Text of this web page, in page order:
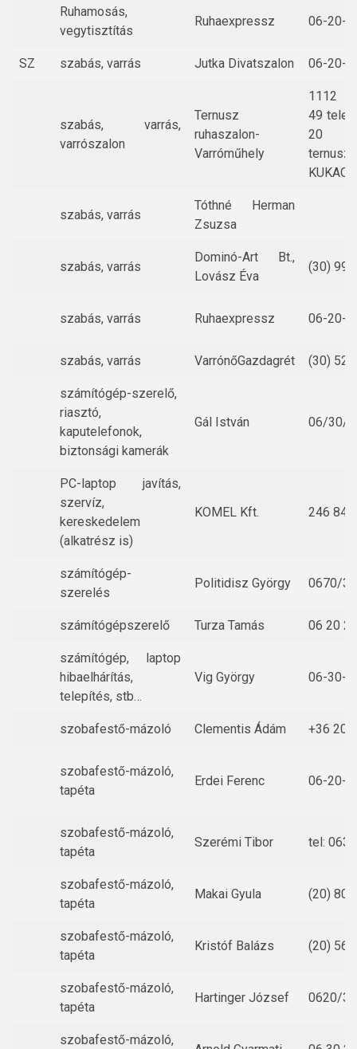
Ruhamosás,
vegytisztítás
Ruhaexpressz 06-20-
SZ szabás, varrás Jutka Divatszalon 06-20-
szabás, varrás,
varrószalon
Ternusz
ruhaszalon-
Varróműhely
1112
49
20
szabás, varrás
Tóthné Herman
Zsuzsa
szabás, varrás
Dominó-Art Bt.,
Lovász Éva
(30)
szabás, varrás Ruhaexpressz 06-20-
szabás, varrás VarrónőGazdagrét (30)
számítógép-szerelő,
riasztó,
kaputelefonok,
biztonsági kamerák
Gál István 06/30/
PC-laptop javítás,
szervíz,
kereskedelem
(alkatrész is)
KOMEL Kft. 246
számítógép-
szerelés
Politidisz György 0670/
számítógépszerelő Turza Tamás 06 20
számítógép, laptop
hibaelhárítás,
telepítés, stb…
Vig György 06-30-
szobafestő-mázoló Clementis Ádám +36 20
szobafestő-mázoló,
tapéta
Erdei Ferenc 06-20-
szobafestő-mázoló,
tapéta
Szerémi Tibor tel:
szobafestő-mázoló,
tapéta
Makai Gyula (20)
szobafestő-mázoló,
tapéta
Kristóf Balázs (20)
szobafestő-mázoló,
tapéta
Hartinger József 0620/
szobafestő-mázoló,